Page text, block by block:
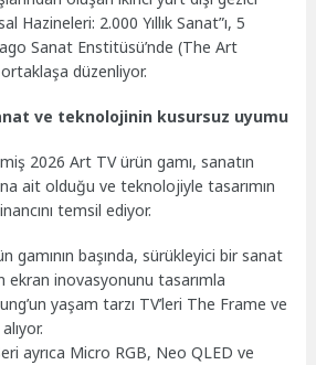
Hazineleri: 2.000 Yıllık Sanat”ı, 5
Sanat Enstitüsü’nde (The Art
düzenliyor.
ve teknolojinin kusursuz uyumu
2026 Art TV ürün gamı, sanatın
ait olduğu ve teknolojiyle tasarımın
temsil ediyor.
gamının başında, sürükleyici bir sanat
ekran inovasyonunu tasarımla
yaşam tarzı TV’leri The Frame ve
ayrıca Micro RGB, Neo QLED ve